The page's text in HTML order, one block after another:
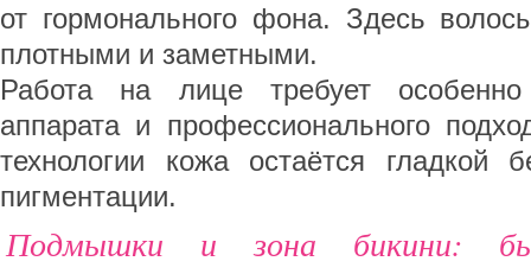
от гормонального фона. Здесь
плотными и заметными.
Работа на лице требует особенно
аппарата и профессионального
технологии кожа остаётся гладкой
пигментации.
Подмышки и зона бикини: